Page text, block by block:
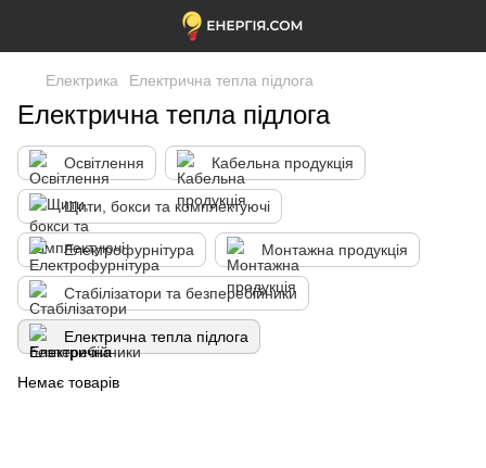
Електрика Електрична тепла підлога
Електрична тепла підлога
Освітлення Кабельна продукція
Щити, бокси та комплектуючі
Електрофурнітура Монтажна продукція
Стабілізатори та безперебійники
Електрична тепла підлога
Немає товарів